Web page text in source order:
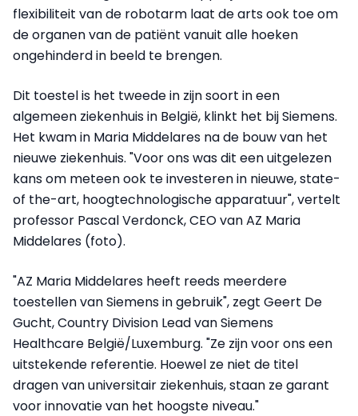
flexibiliteit van de robotarm laat de arts ook toe om
de organen van de patiënt vanuit alle hoeken
ongehinderd in beeld te brengen.
Dit toestel is het tweede in zijn soort in een
algemeen ziekenhuis in België, klinkt het bij Siemens.
Het kwam in Maria Middelares na de bouw van het
nieuwe ziekenhuis. "Voor ons was dit een uitgelezen
kans om meteen ook te investeren in nieuwe, state-
of the-art, hoogtechnologische apparatuur", vertelt
professor Pascal Verdonck, CEO van AZ Maria
Middelares (foto).
"AZ Maria Middelares heeft reeds meerdere
toestellen van Siemens in gebruik", zegt Geert De
Gucht, Country Division Lead van Siemens
Healthcare België/Luxemburg. "Ze zijn voor ons een
uitstekende referentie. Hoewel ze niet de titel
dragen van universitair ziekenhuis, staan ze garant
voor innovatie van het hoogste niveau."